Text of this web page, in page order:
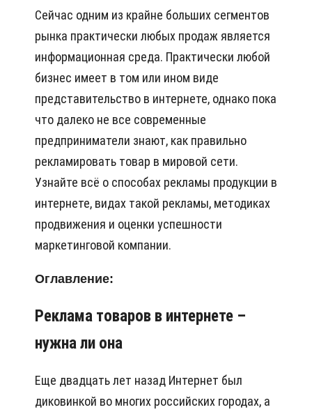
Сейчас одним из крайне больших сегментов
рынка практически любых продаж является
информационная среда. Практически любой
бизнес имеет в том или ином виде
представительство в интернете, однако пока
что далеко не все современные
предприниматели знают, как правильно
рекламировать товар в мировой сети.
Узнайте всё о способах рекламы продукции в
интернете, видах такой рекламы, методиках
продвижения и оценки успешности
маркетинговой компании.
Оглавление:
Реклама товаров в интернете –
нужна ли она
Еще двадцать лет назад Интернет был
диковинкой во многих российских городах, а